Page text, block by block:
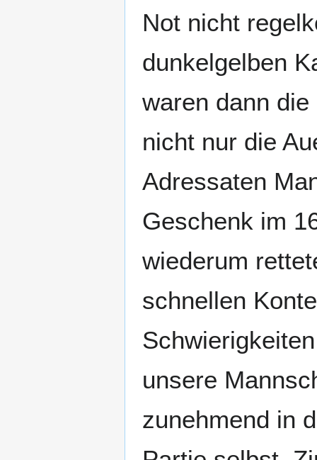
Not nicht
dunkelgelben
waren dann
nicht nur die
Adressaten
Geschenk im
wiederum
schnellen
unsere
zunehmend in